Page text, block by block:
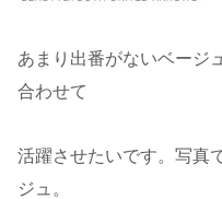
あまり出番がないベージ
合わせて
活躍させたいです。写真
ジュ。